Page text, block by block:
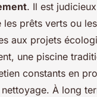
. Il est
prêts verts ou
aux projets
une piscine
constants en
À long